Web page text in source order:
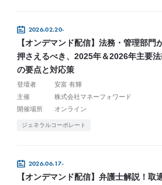
2026.02.20-
【オンデマンド配信】法務・管理部門
押さえるべき、2025年＆2026年主要
の要点と対応策
登壇者
安富 有輝
主催
株式会社マネーフォワード
開催場所
オンライン
ジェネラルコーポレート
2026.06.17-
【オンデマンド配信】弁護士解説！取